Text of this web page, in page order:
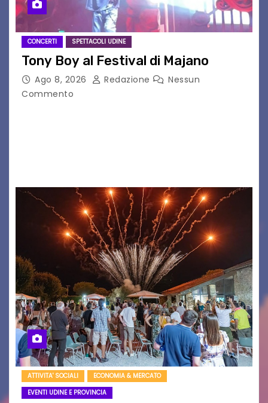
CONCERTI SPETTACOLI UDINE
Tony Boy al Festival di Majano
Ago 8, 2026 Redazione
Nessun
Commento
ATTIVITA' SOCIALI
ECONOMIA & MERCATO
EVENTI UDINE E PROVINCIA